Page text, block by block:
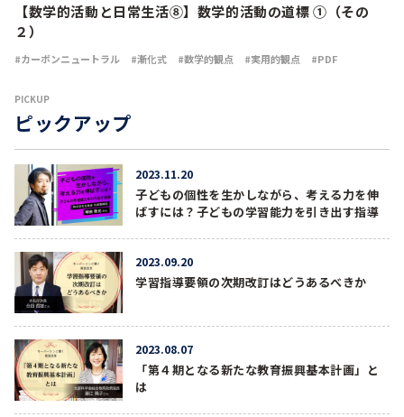
【数学的活動と日常生活⑧】数学的活動の道標 ①（その
２）
カーボンニュートラル 漸化式 数学的観点 実用的観点 PDF
PICKUP
ピックアップ
2023.11.20
子どもの個性を生かしながら、考える力を伸
ばすには？子どもの学習能力を引き出す指導
2023.09.20
学習指導要領の次期改訂はどうあるべきか
2023.08.07
「第４期となる新たな教育振興基本計画」と
は